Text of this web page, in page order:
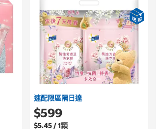
速配限區隔日達
$599
$5.45 / 1顆